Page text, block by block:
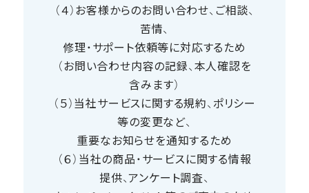
（４）お客様からのお問い合わせ、ご相談、
苦情、
修理・サポート依頼等に対応するため
（お問い合わせ内容の記録、本人確認を
含みます）
（５）当社サービスに関する規約、ポリシー
等の変更など、
重要なお知らせを通知するため
（６）当社の商品・サービスに関する情報
提供、アンケート調査、